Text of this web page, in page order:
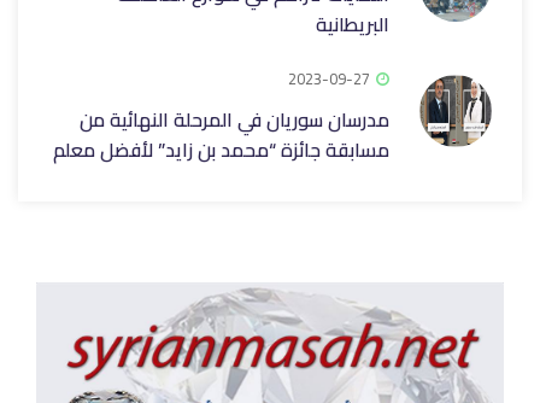
البريطانية
2023-09-27
مدرسان سوريان في المرحلة النهائية من
مسابقة جائزة “محمد بن زايد” لأفضل معلم